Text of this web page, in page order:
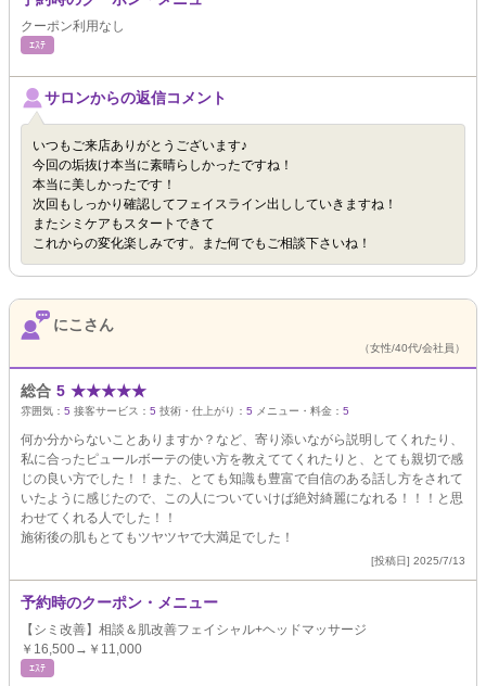
クーポン利用なし
ｴｽﾃ
サロンからの返信コメント
いつもご来店ありがとうございます♪
今回の垢抜け本当に素晴らしかったですね！
本当に美しかったです！
次回もしっかり確認してフェイスライン出ししていきますね！
またシミケアもスタートできて
これからの変化楽しみです。また何でもご相談下さいね！
にこさん
（女性/40代/会社員）
総合 5 ★★★★★
雰囲気： 5 接客サービス： 5 技術・仕上がり： 5 メニュー・料金： 5
何か分からないことありますか？など、寄り添いながら説明してくれたり、
私に合ったピュールボーテの使い方を教えててくれたりと、とても親切で感
じの良い方でした！！また、とても知識も豊富で自信のある話し方をされて
いたように感じたので、この人についていけば絶対綺麗になれる！！！と思
わせてくれる人でした！！
施術後の肌もとてもツヤツヤで大満足でした！
[投稿日] 2025/7/13
予約時のクーポン・メニュー
【シミ改善】相談＆肌改善フェイシャル+ヘッドマッサージ
￥16,500→￥11,000
ｴｽﾃ